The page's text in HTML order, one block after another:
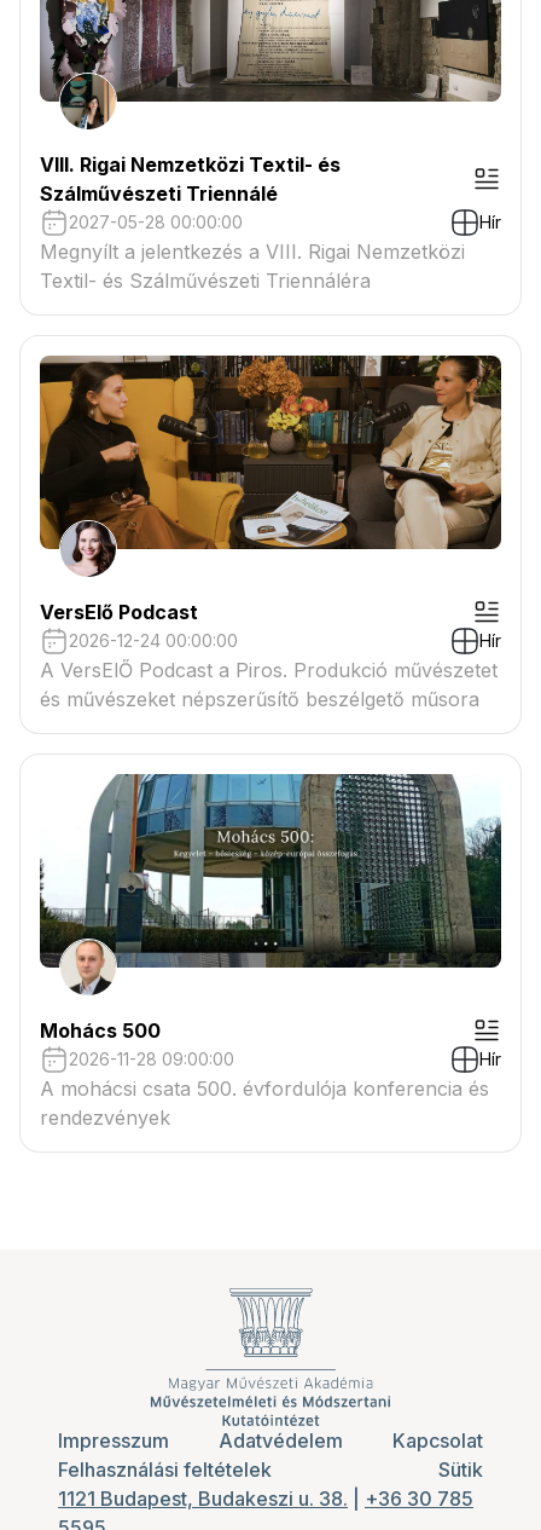
VIII. Rigai Nemzetközi Textil- és
Szálművészeti Triennálé
2027-05-28 00:00:00 Hír
Megnyílt a jelentkezés a VIII. Rigai Nemzetközi
Textil- és Szálművészeti Triennáléra
VersElő Podcast
2026-12-24 00:00:00 Hír
A VersElŐ Podcast a Piros. Produkció művészetet
és művészeket népszerűsítő beszélgető műsora
Mohács 500
2026-11-28 09:00:00 Hír
A mohácsi csata 500. évfordulója konferencia és
rendezvények
Impresszum Adatvédelem
Kapcsolat
Felhasználási feltételek
Sütik
1121 Budapest, Budakeszi u. 38.
+36 30 785